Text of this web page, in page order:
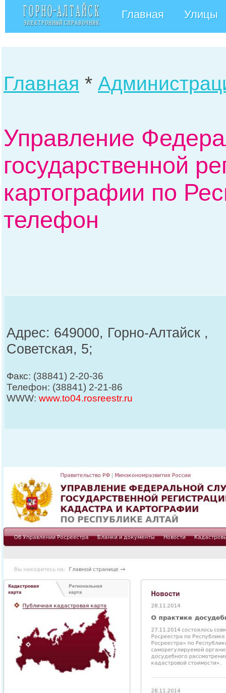
Главная Улицы
Главная *
Управление
государственной
картографии по
телефон
Адрес: 649000, Горно-Алтайск ,
Советская, 5;
Факс: (38841) 2-20-36
Телефон: (38841) 2-21-86
WWW: www.to04.rosreestr.ru